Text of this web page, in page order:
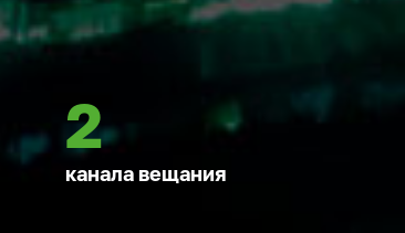
2
канала вещания